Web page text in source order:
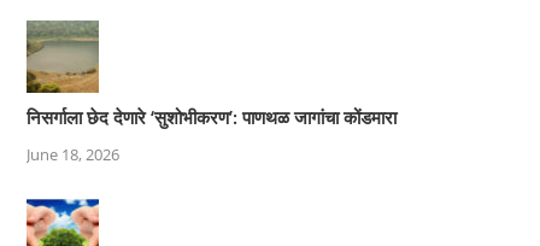
निसर्गाला छेद देणारे ‘सुशोभीकरण’: पाणथळ जागांचा कोंडमारा
June 18, 2026